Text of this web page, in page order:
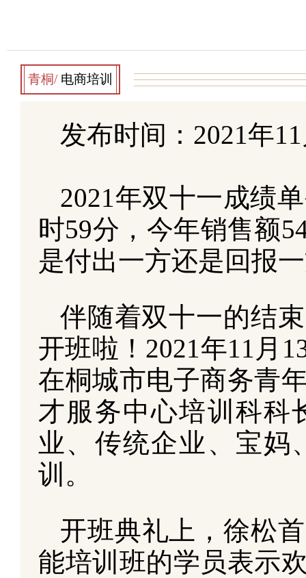
青桐/ 电商培训
发布时间：2021年
2021年双十一成绩
时59分，今年销售额
是付出一方还是回报
伴随着双十一的结
开班啦！2021年11月
在桐城市电子商务青
才服务中心培训科科
业、传统企业、宝妈
训。
开班典礼上，徐松
能培训班的学员表示